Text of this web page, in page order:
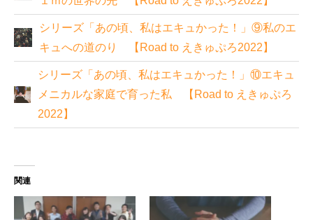
シリーズ「あの頃、私はエキュかった！」⑨私のエ
キュへの道のり 【Road to えきゅぷろ2022】
シリーズ「あの頃、私はエキュかった！」⑩エキュ
メニカルな家庭で育った私 【Road to えきゅぷろ
2022】
関連